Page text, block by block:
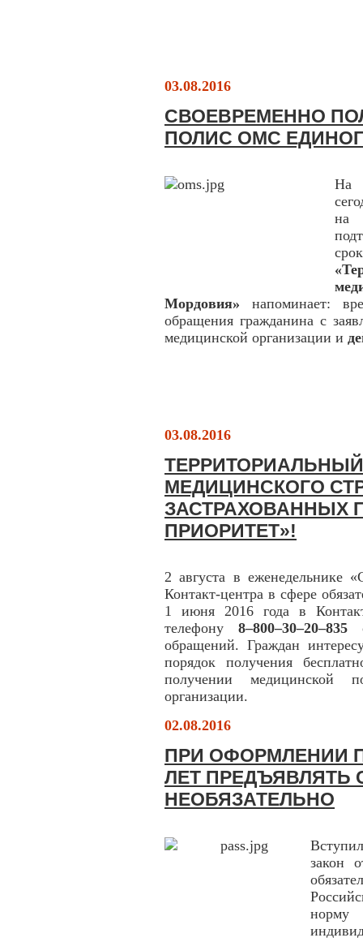
03.08.2016
СВОЕВРЕМЕННО
ПОЛИС ОМС
На
на
Мордовия» напоминает:
обращения гражданина с
медицинской организации и
03.08.2016
МЕДИЦИНСКОГО
ЗАСТРАХОВАННЫХ
ПРИОРИТЕТ»!
2 августа в еженедельнике
Контакт-центра в сфере
1 июня 2016 года в
телефону 8–800–30–20–835
обращений. Граждан
порядок получения
получении медицинской
организации.
02.08.2016
ПРИ ОФОРМЛЕНИИ
ЛЕТ ПРЕДЪЯВЛЯТЬ
НЕОБЯЗАТЕЛЬНО
закон
норму